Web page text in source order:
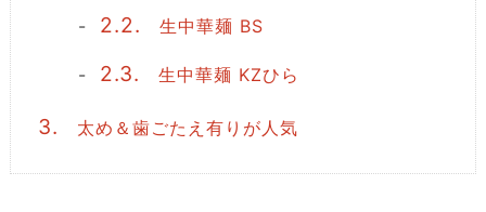
2.2. 生中華麺 BS
2.3. 生中華麺 KZひら
3. 太め＆歯ごたえ有りが人気